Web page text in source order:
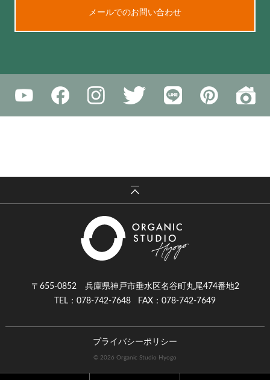
メールでのお問い合わせ
〒655-0852 兵庫県神戸市垂水区名谷町丸尾474番地2
TEL：078-742-7648
FAX：078-742-7649
プライバシーポリシー
© 2026 Organic Studio Hyogo